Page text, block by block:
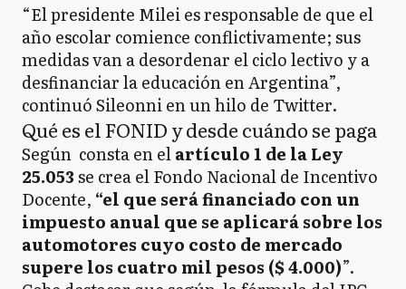
“El presidente Milei es responsable de que el
año escolar comience conflictivamente; sus
medidas van a desordenar el ciclo lectivo y a
desfinanciar la educación en Argentina”,
continuó Sileonni en un hilo de Twitter.
Qué es el FONID y desde cuándo se paga
Según consta en elartículo 1 de la Ley
25.053se crea el Fondo Nacional de Incentivo
Docente, “el que será financiado con un
impuesto anual que se aplicará sobre los
automotores cuyo costo de mercado
supere los cuatro mil pesos ($ 4.000)”.